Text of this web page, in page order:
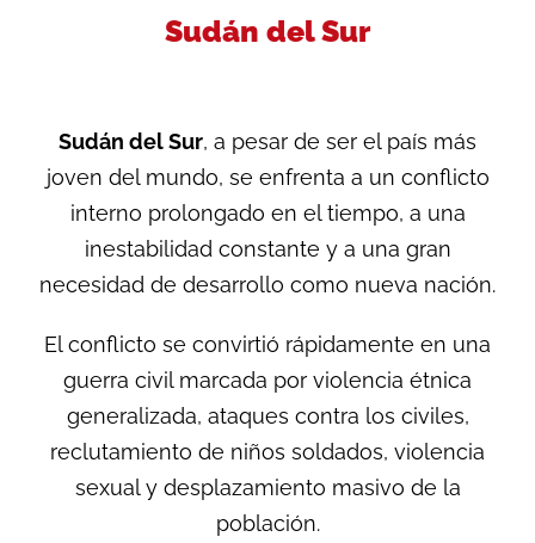
Sudán del Sur
Sudán del Sur, a pesar de ser el país más
joven del mundo, se enfrenta a un conflicto
interno prolongado en el tiempo, a una
inestabilidad constante y a una gran
necesidad de desarrollo como nueva nación.
El conflicto se convirtió rápidamente en una
guerra civil marcada por violencia étnica
generalizada, ataques contra los civiles,
reclutamiento de niños soldados, violencia
sexual y desplazamiento masivo de la
población.